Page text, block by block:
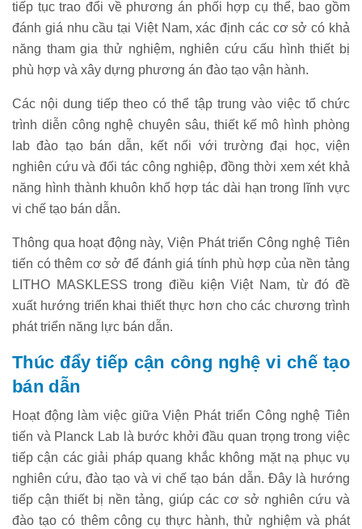
tiếp tục trao đổi về phương án phối hợp cụ thể, bao gồm
đánh giá nhu cầu tại Việt Nam, xác định các cơ sở có khả
năng tham gia thử nghiệm, nghiên cứu cấu hình thiết bị
phù hợp và xây dựng phương án đào tạo vận hành.
Các nội dung tiếp theo có thể tập trung vào việc tổ chức
trình diễn công nghệ chuyên sâu, thiết kế mô hình phòng
lab đào tạo bán dẫn, kết nối với trường đại học, viện
nghiên cứu và đối tác công nghiệp, đồng thời xem xét khả
năng hình thành khuôn khổ hợp tác dài hạn trong lĩnh vực
vi chế tạo bán dẫn.
Thông qua hoạt động này, Viện Phát triển Công nghệ Tiên
tiến có thêm cơ sở để đánh giá tính phù hợp của nền tảng
LITHO MASKLESS trong điều kiện Việt Nam, từ đó đề
xuất hướng triển khai thiết thực hơn cho các chương trình
phát triển năng lực bán dẫn.
Thúc đẩy tiếp cận công nghệ vi chế tạo
bán dẫn
Hoạt động làm việc giữa Viện Phát triển Công nghệ Tiên
tiến và Planck Lab là bước khởi đầu quan trọng trong việc
tiếp cận các giải pháp quang khắc không mặt nạ phục vụ
nghiên cứu, đào tạo và vi chế tạo bán dẫn. Đây là hướng
tiếp cận thiết bị nền tảng, giúp các cơ sở nghiên cứu và
đào tạo có thêm công cụ thực hành, thử nghiệm và phát